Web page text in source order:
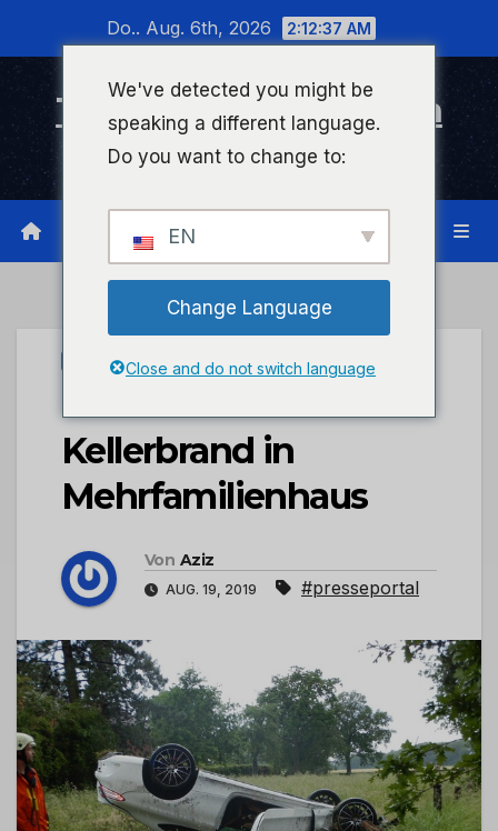
wechseln
Do.. Aug. 6th, 2026 2:12:37 AM
Timeline Bad Kreuznach
Infonetzwerk für Bad Kreuznach
PRESSEPORTAL
POL-PIBIN:
Kellerbrand in
Mehrfamilienhaus
Von Aziz
AUG. 19, 2019 #presseportal
We've detected you might be
speaking a different language.
Do you want to change to:
EN
Change Language
Close and do not switch language